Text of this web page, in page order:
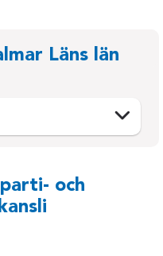
Läns län
och